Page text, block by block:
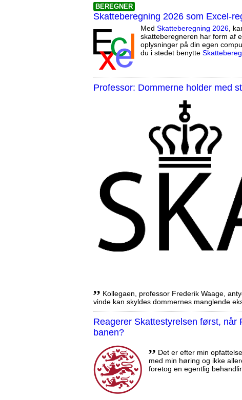
BEREGNER
Skatteberegning 2026 som Excel-
Med Skatteberegning 2026 ,
skatteberegneren har form af
oplysninger på din egen
du i stedet benytte
Professor: Dommerne holder med
,, Kollegaen, professor Frederik Waage,
vinde kan skyldes dommernes manglende
Reagerer Skattestyrelsen først, når
banen?
,, Det er efter min
med min høring og ikke
foretog en egentlig